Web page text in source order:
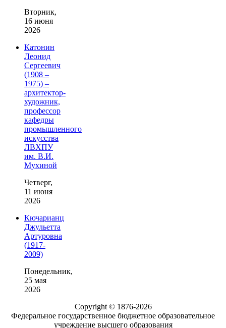
Вторник,
16 июня
2026
Катонин
Леонид
Сергеевич
(1908 –
1975) –
архитектор-
художник,
профессор
кафедры
промышленного
искусства
ЛВХПУ
им. В.И.
Мухиной
Четверг,
11 июня
2026
Кючарианц
Джульетта
Артуровна
(1917-
2009)
Понедельник,
25 мая
2026
Copyright © 1876-2026
Федеральное государственное бюджетное образовательное
учреждение высшего образования